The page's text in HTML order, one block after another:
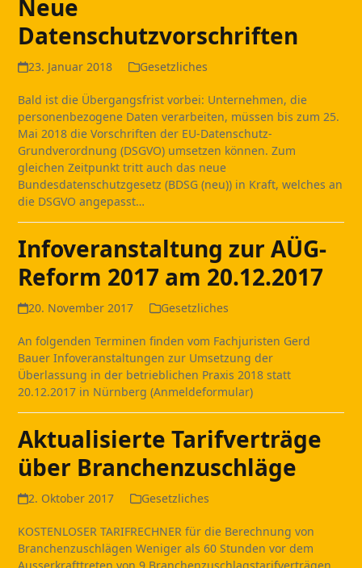
Neue
Datenschutzvorschriften
23. Januar 2018 Gesetzliches
Bald ist die Übergangsfrist vorbei: Unternehmen, die
personenbezogene Daten verarbeiten, müssen bis zum 25.
Mai 2018 die Vorschriften der EU-Datenschutz-
Grundverordnung (DSGVO) umsetzen können. Zum
gleichen Zeitpunkt tritt auch das neue
Bundesdatenschutzgesetz (BDSG (neu)) in Kraft, welches an
die DSGVO angepasst…
Infoveranstaltung zur AÜG-
Reform 2017 am 20.12.2017
20. November 2017 Gesetzliches
An folgenden Terminen finden vom Fachjuristen Gerd
Bauer Infoveranstaltungen zur Umsetzung der
Überlassung in der betrieblichen Praxis 2018 statt
20.12.2017 in Nürnberg (Anmeldeformular)
Aktualisierte Tarifverträge
über Branchenzuschläge
2. Oktober 2017 Gesetzliches
KOSTENLOSER TARIFRECHNER für die Berechnung von
Branchenzuschlägen Weniger als 60 Stunden vor dem